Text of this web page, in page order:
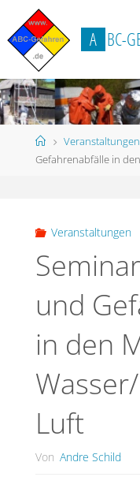
Inhalt
springen
A BC-G
StartVeranstaltungen
Gefahrenabfälle in
Veranstaltungen
und
in den
Luft
Von Andre Schild